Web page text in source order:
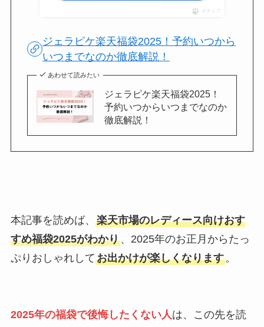
ポチップ
ジェラピケ楽天福袋2025！予約いつから
いつまでなのか徹底解説！
あわせて読みたい
ジェラピケ楽天福袋2025！
予約いつからいつまでなのか
徹底解説！
本記事を読めば、 楽天市場のレディース向けおす
すめ福袋2025がわかり、2025年のお正月からたっ
ぷりおしゃれしてお出かけが楽しくなります。
2025年の福袋で後悔したくない人は、この先を読